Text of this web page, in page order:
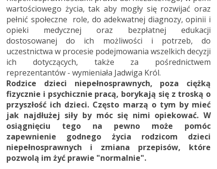
wartościowego życia, tak aby mogły się rozwijać oraz
pełnić społeczne role, do adekwatnej diagnozy, opinii i
opieki medycznej oraz bezpłatnej edukacji
dostosowanej do ich możliwości i potrzeb, do
uczestnictwa w procesie podejmowania wszelkich decyzji
ich dotyczących, także za pośrednictwem
reprezentantów - wymieniała Jadwiga Król.
Rodzice dzieci niepełnosprawnych, poza ciężką
fizycznie i psychicznie pracą, borykają się z troską o
przyszłość ich dzieci. Często marzą o tym by mieć
jak najdłużej siły by móc się nimi opiekować. W
osiągnięciu tego na pewno może pomóc
zapewnienie godnego życia rodzicom dzieci
niepełnosprawnych i zmiana przepisów, które
pozwolą im żyć prawie "normalnie".